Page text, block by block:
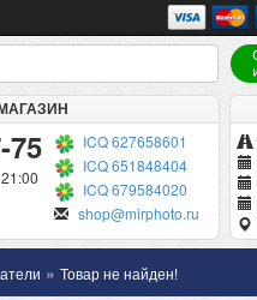
75
ICQ 627658601
ICQ 651848404
ICQ 679584020
shop@mirphoto.ru
» Товар не найден!